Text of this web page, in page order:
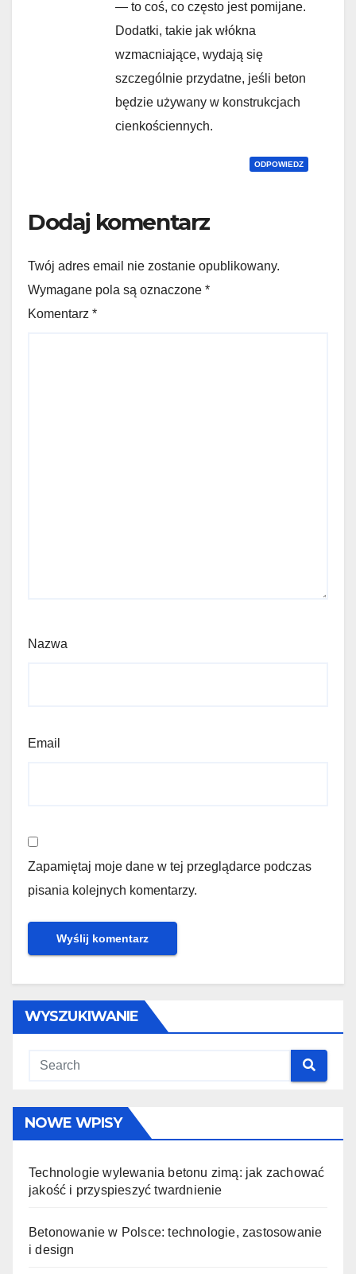
— to coś, co często jest pomijane.
Dodatki, takie jak włókna
wzmacniające, wydają się
szczególnie przydatne, jeśli beton
będzie używany w konstrukcjach
cienkościennych.
ODPOWIEDZ
Dodaj komentarz
Twój adres email nie zostanie opublikowany.
Wymagane pola są oznaczone *
Komentarz *
Nazwa
Email
Zapamiętaj moje dane w tej przeglądarce podczas
pisania kolejnych komentarzy.
WYSZUKIWANIE
NOWE WPISY
Technologie wylewania betonu zimą: jak zachować
jakość i przyspieszyć twardnienie
Betonowanie w Polsce: technologie, zastosowanie
i design